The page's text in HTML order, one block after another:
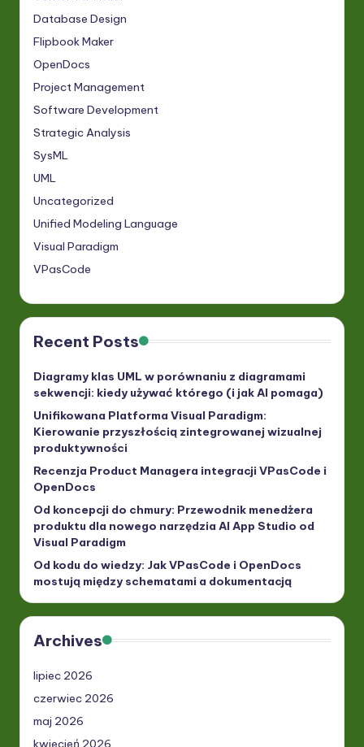
Database Design
Flipbook Maker
OpenDocs
Project Management
Software Development
Strategic Analysis
SysML
UML
Uncategorized
Unified Modeling Language
Visual Paradigm
VPasCode
Recent Posts
Diagramy klas UML w porównaniu z diagramami
sekwencji: kiedy używać którego (i jak AI pomaga)
Unifikowana Platforma Visual Paradigm:
Kierowanie przyszłością zintegrowanej wizualnej
produktywności
Recenzja Product Managera integracji VPasCode i
OpenDocs
Od koncepcji do chmury: Przewodnik menedżera
produktu dla nowego narzędzia AI App Studio od
Visual Paradigm
Od kodu do wiedzy: Jak VPasCode i OpenDocs
mostują między schematami a dokumentacją
Archives
lipiec 2026
czerwiec 2026
maj 2026
kwiecień 2026